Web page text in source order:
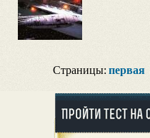
Страницы: первая